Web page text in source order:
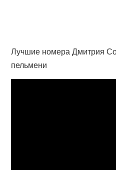
Лучшие номера Дмитрия
пельмени